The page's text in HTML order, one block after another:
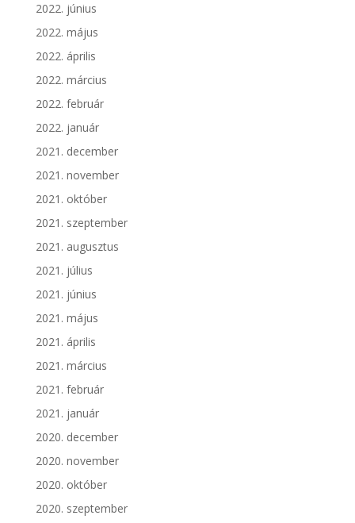
2022. június
2022. május
2022. április
2022. március
2022. február
2022. január
2021. december
2021. november
2021. október
2021. szeptember
2021. augusztus
2021. július
2021. június
2021. május
2021. április
2021. március
2021. február
2021. január
2020. december
2020. november
2020. október
2020. szeptember